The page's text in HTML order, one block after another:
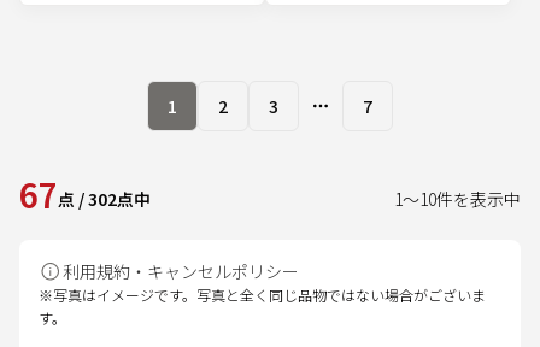
1 2 3 More pages
7
67点 /302点中 1～10件を表示中
利用規約・キャンセルポリシー
※写真はイメージです。写真と全く同じ品物ではない場合がございま
す。